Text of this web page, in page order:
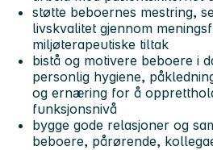
støtte beboernes mestring,
livskvalitet gjennom
miljøterapeutiske tiltak
bistå og motivere beboere i
personlig hygiene,
og ernæring for å
funksjonsnivå
bygge gode relasjoner og
beboere, pårørende,